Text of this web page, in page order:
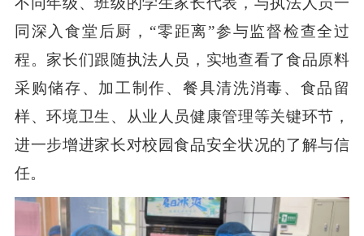
同深入食堂后厨，“零距离”参与监督检查全过
程。家长们跟随执法人员，实地查看了食品原料
采购储存、加工制作、餐具清洗消毒、食品留
样、环境卫生、从业人员健康管理等关键环节，
进一步增进家长对校园食品安全状况的了解与信
任。